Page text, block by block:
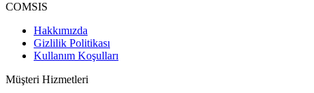
COMSIS
Hakkımızda
Gizlilik Politikası
Kullanım Koşulları
Müşteri Hizmetleri